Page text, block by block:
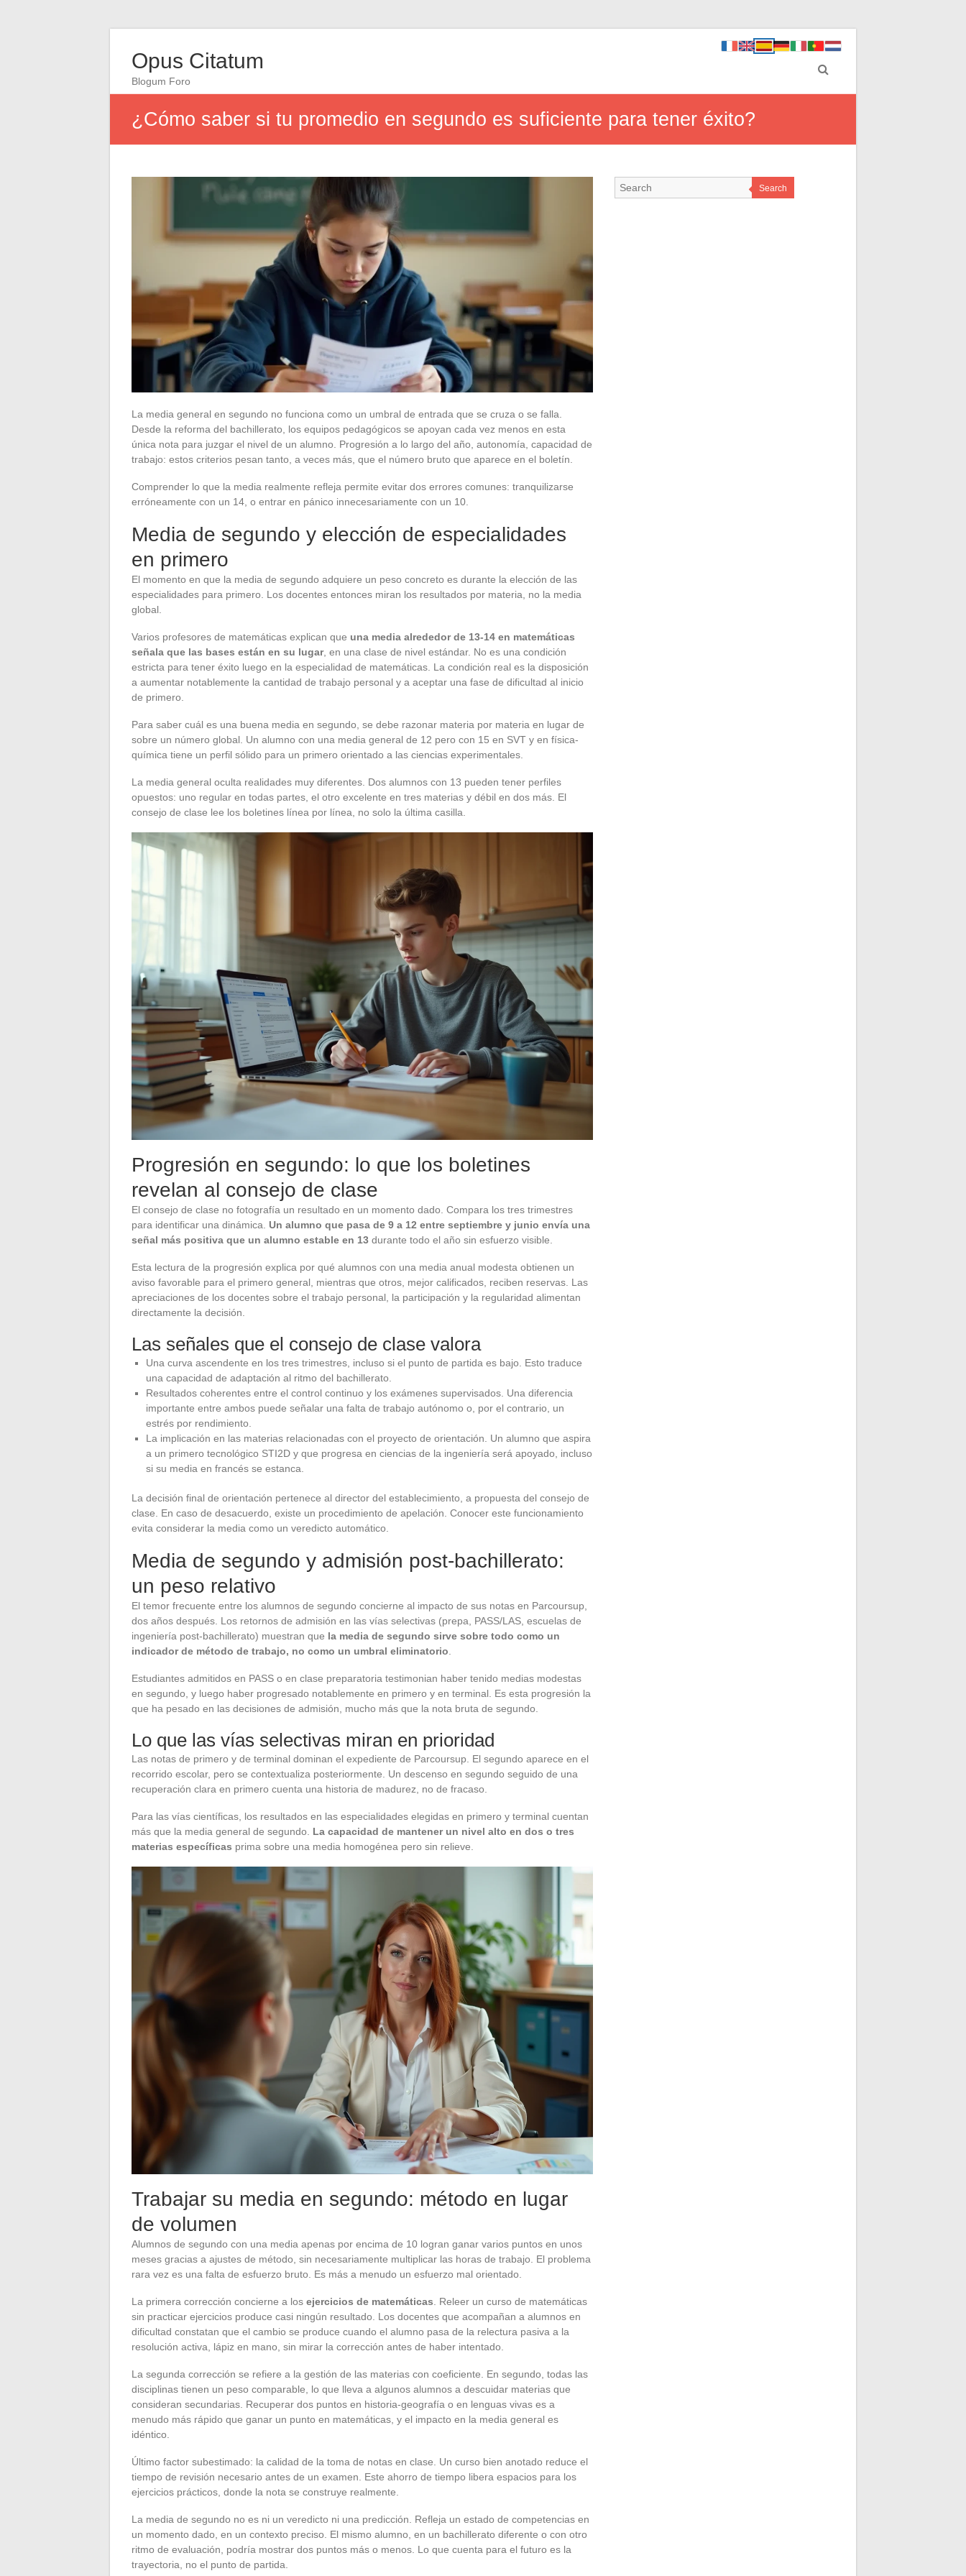
Opus Citatum
Blogum Foro
¿Cómo saber si tu promedio en segundo es suficiente para tener éxito?
La media general en segundo no funciona como un umbral de entrada que se cruza o se falla.
Desde la reforma del bachillerato, los equipos pedagógicos se apoyan cada vez menos en esta
única nota para juzgar el nivel de un alumno. Progresión a lo largo del año, autonomía, capacidad de
trabajo: estos criterios pesan tanto, a veces más, que el número bruto que aparece en el boletín.
Comprender lo que la media realmente refleja permite evitar dos errores comunes: tranquilizarse
erróneamente con un 14, o entrar en pánico innecesariamente con un 10.
Media de segundo y elección de especialidades
en primero
El momento en que la media de segundo adquiere un peso concreto es durante la elección de las
especialidades para primero. Los docentes entonces miran los resultados por materia, no la media
global.
Varios profesores de matemáticas explican que una media alrededor de 13-14 en matemáticas
señala que las bases están en su lugar, en una clase de nivel estándar. No es una condición
estricta para tener éxito luego en la especialidad de matemáticas. La condición real es la disposición
a aumentar notablemente la cantidad de trabajo personal y a aceptar una fase de dificultad al inicio
de primero.
Para saber cuál es una buena media en segundo, se debe razonar materia por materia en lugar de
sobre un número global. Un alumno con una media general de 12 pero con 15 en SVT y en física-
química tiene un perfil sólido para un primero orientado a las ciencias experimentales.
La media general oculta realidades muy diferentes. Dos alumnos con 13 pueden tener perfiles
opuestos: uno regular en todas partes, el otro excelente en tres materias y débil en dos más. El
consejo de clase lee los boletines línea por línea, no solo la última casilla.
Progresión en segundo: lo que los boletines
revelan al consejo de clase
El consejo de clase no fotografía un resultado en un momento dado. Compara los tres trimestres
para identificar una dinámica. Un alumno que pasa de 9 a 12 entre septiembre y junio envía una
señal más positiva que un alumno estable en 13 durante todo el año sin esfuerzo visible.
Esta lectura de la progresión explica por qué alumnos con una media anual modesta obtienen un
aviso favorable para el primero general, mientras que otros, mejor calificados, reciben reservas. Las
apreciaciones de los docentes sobre el trabajo personal, la participación y la regularidad alimentan
directamente la decisión.
Las señales que el consejo de clase valora
Una curva ascendente en los tres trimestres, incluso si el punto de partida es bajo. Esto traduce
una capacidad de adaptación al ritmo del bachillerato.
Resultados coherentes entre el control continuo y los exámenes supervisados. Una diferencia
importante entre ambos puede señalar una falta de trabajo autónomo o, por el contrario, un
estrés por rendimiento.
La implicación en las materias relacionadas con el proyecto de orientación. Un alumno que aspira
a un primero tecnológico STI2D y que progresa en ciencias de la ingeniería será apoyado, incluso
si su media en francés se estanca.
La decisión final de orientación pertenece al director del establecimiento, a propuesta del consejo de
clase. En caso de desacuerdo, existe un procedimiento de apelación. Conocer este funcionamiento
evita considerar la media como un veredicto automático.
Media de segundo y admisión post-bachillerato:
un peso relativo
El temor frecuente entre los alumnos de segundo concierne al impacto de sus notas en Parcoursup,
dos años después. Los retornos de admisión en las vías selectivas (prepa, PASS/LAS, escuelas de
ingeniería post-bachillerato) muestran que la media de segundo sirve sobre todo como un
indicador de método de trabajo, no como un umbral eliminatorio
Estudiantes admitidos en PASS o en clase preparatoria testimonian haber tenido medias modestas
en segundo, y luego haber progresado notablemente en primero y en terminal. Es esta progresión la
que ha pesado en las decisiones de admisión, mucho más que la nota bruta de segundo.
Lo que las vías selectivas miran en prioridad
Las notas de primero y de terminal dominan el expediente de Parcoursup. El segundo aparece en el
recorrido escolar, pero se contextualiza posteriormente. Un descenso en segundo seguido de una
recuperación clara en primero cuenta una historia de madurez, no de fracaso.
Para las vías científicas, los resultados en las especialidades elegidas en primero y terminal cuentan
más que la media general de segundo. La capacidad de mantener un nivel alto en dos o tres
materias específicas prima sobre una media homogénea pero sin relieve.
Trabajar su media en segundo: método en lugar
de volumen
Alumnos de segundo con una media apenas por encima de 10 logran ganar varios puntos en unos
meses gracias a ajustes de método, sin necesariamente multiplicar las horas de trabajo. El problema
rara vez es una falta de esfuerzo bruto. Es más a menudo un esfuerzo mal orientado.
La primera corrección concierne a los ejercicios de matemáticas . Releer un curso de matemáticas
sin practicar ejercicios produce casi ningún resultado. Los docentes que acompañan a alumnos en
dificultad constatan que el cambio se produce cuando el alumno pasa de la relectura pasiva a la
resolución activa, lápiz en mano, sin mirar la corrección antes de haber intentado.
La segunda corrección se refiere a la gestión de las materias con coeficiente. En segundo, todas las
disciplinas tienen un peso comparable, lo que lleva a algunos alumnos a descuidar materias que
consideran secundarias. Recuperar dos puntos en historia-geografía o en lenguas vivas es a
menudo más rápido que ganar un punto en matemáticas, y el impacto en la media general es
idéntico.
Último factor subestimado: la calidad de la toma de notas en clase. Un curso bien anotado reduce el
tiempo de revisión necesario antes de un examen. Este ahorro de tiempo libera espacios para los
ejercicios prácticos, donde la nota se construye realmente.
La media de segundo no es ni un veredicto ni una predicción. Refleja un estado de competencias en
un momento dado, en un contexto preciso. El mismo alumno, en un bachillerato diferente o con otro
ritmo de evaluación, podría mostrar dos puntos más o menos. Lo que cuenta para el futuro es la
trayectoria, no el punto de partida.
Search